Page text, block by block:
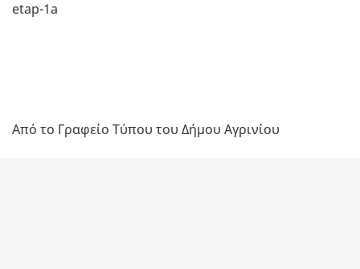
etap-1a
Από το Γραφείο Τύπου του Δήμου Αγρινίου